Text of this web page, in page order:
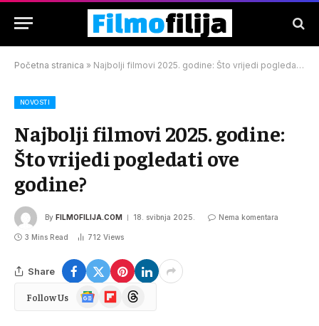
Početna stranica » Najbolji filmovi 2025. godine: Što vrijedi pogledati ove godine?
NOVOSTI
Najbolji filmovi 2025. godine:
Što vrijedi pogledati ove
godine?
By FILMOFILIJA.COM 18. svibnja 2025. Nema komentara
3 Mins Read 712 Views
Share
Follow Us
Google
News
FlipboardThreads